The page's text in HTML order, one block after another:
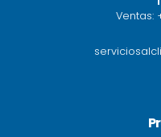
Ventas: